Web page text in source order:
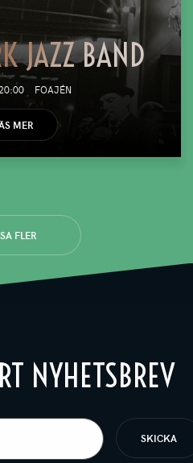
JAZZ BAND
FOAJÉN
MER
FLER
NYHETSBREV